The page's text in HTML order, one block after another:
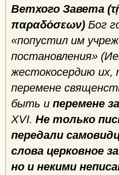
Ветхого Завета
παραδόσεων) Бог
«попустил им
постановления»
жестокосердию их,
перемене
быть и перемене
XVI. Не только
передали
слова церковное
но и некими